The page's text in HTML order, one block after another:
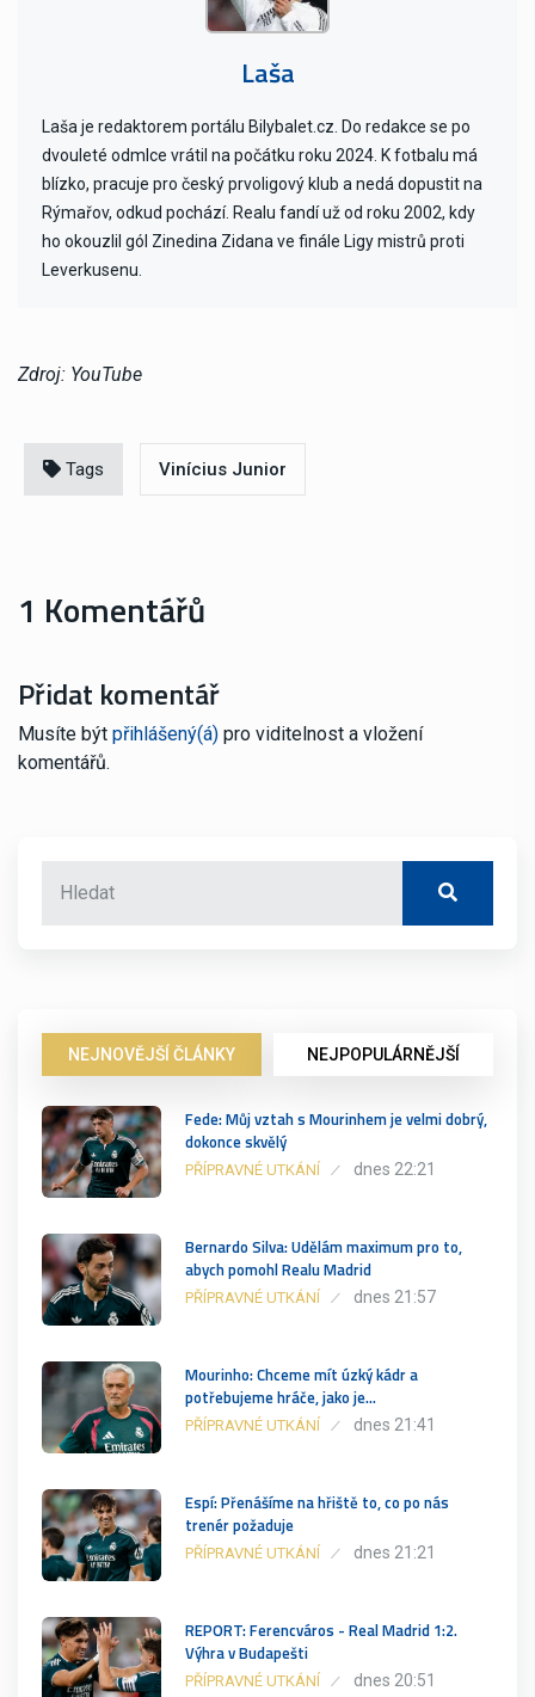
Laša
Laša je redaktorem portálu Bilybalet.cz. Do redakce se po
dvouleté odmlce vrátil na počátku roku 2024. K fotbalu má
blízko, pracuje pro český prvoligový klub a nedá dopustit na
Rýmařov, odkud pochází. Realu fandí už od roku 2002, kdy
ho okouzlil gól Zinedina Zidana ve finále Ligy mistrů proti
Leverkusenu.
Zdroj: YouTube
Tags Vinícius Junior
1 Komentářů
Přidat komentář
Musíte být přihlášený(á) pro viditelnost a vložení
komentářů.
NEJNOVĚJŠÍ ČLÁNKY NEJPOPULÁRNĚJŠÍ
Fede: Můj vztah s Mourinhem je velmi dobrý,
dokonce skvělý
PŘÍPRAVNÉ UTKÁNÍ dnes 22:21
Bernardo Silva: Udělám maximum pro to,
abych pomohl Realu Madrid
PŘÍPRAVNÉ UTKÁNÍ dnes 21:57
Mourinho: Chceme mít úzký kádr a
potřebujeme hráče, jako je…
PŘÍPRAVNÉ UTKÁNÍ dnes 21:41
Espí: Přenášíme na hřiště to, co po nás
trenér požaduje
PŘÍPRAVNÉ UTKÁNÍ dnes 21:21
REPORT: Ferencváros - Real Madrid 1:2.
Výhra v Budapešti
PŘÍPRAVNÉ UTKÁNÍ dnes 20:51